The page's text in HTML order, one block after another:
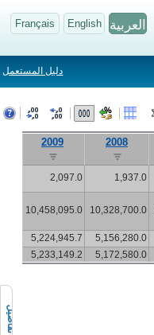
Français English العربية
دليل المستعمل
2008
2009
1,937.0
2,097.0
10,328,700.0
10,458,095.0
5,156,280.0
5,224,945.7
5,172,580.0
5,233,149.2
تفاصيل